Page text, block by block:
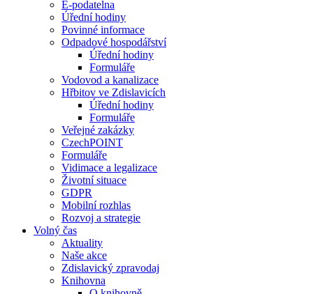
E-podatelna
Úřední hodiny
Povinné informace
Odpadové hospodářství
Úřední hodiny
Formuláře
Vodovod a kanalizace
Hřbitov ve Zdislavicích
Úřední hodiny
Formuláře
Veřejné zakázky
CzechPOINT
Formuláře
Vidimace a legalizace
Životní situace
GDPR
Mobilní rozhlas
Rozvoj a strategie
Volný čas
Aktuality
Naše akce
Zdislavický zpravodaj
Knihovna